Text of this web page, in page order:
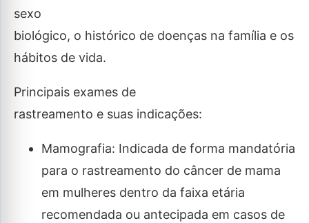
sexo
biológico, o histórico de doenças na família e os
hábitos de vida.
Principais exames de
rastreamento e suas indicações:
Mamografia: Indicada de forma mandatória
para o rastreamento do câncer de mama
em mulheres dentro da faixa etária
recomendada ou antecipada em casos de